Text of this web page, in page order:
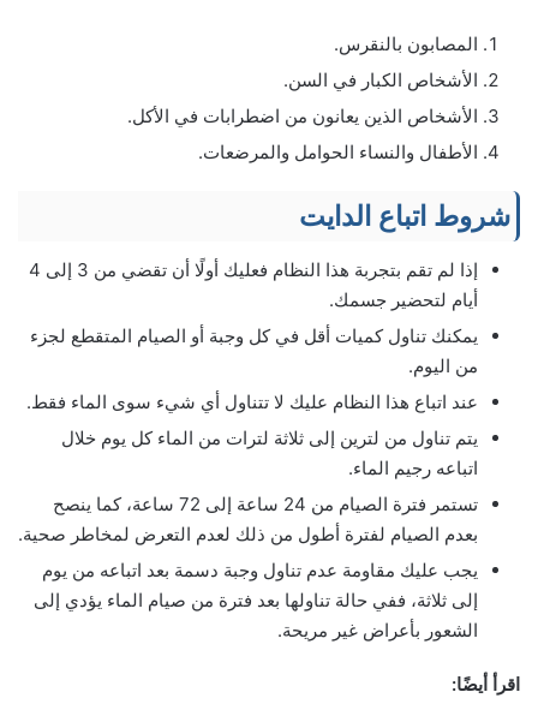
المصابون بالنقرس.
الأشخاص الكبار في السن.
الأشخاص الذين يعانون من اضطرابات في الأكل.
الأطفال والنساء الحوامل والمرضعات.
شروط اتباع الدايت
إذا لم تقم بتجربة هذا النظام فعليك أولًا أن تقضي من 3 إلى 4
أيام لتحضير جسمك.
يمكنك تناول كميات أقل في كل وجبة أو الصيام المتقطع لجزء
من اليوم.
عند اتباع هذا النظام عليك لا تتناول أي شيء سوى الماء فقط.
يتم تناول من لترين إلى ثلاثة لترات من الماء كل يوم خلال
اتباعه رجيم الماء.
تستمر فترة الصيام من 24 ساعة إلى 72 ساعة، كما ينصح
بعدم الصيام لفترة أطول من ذلك لعدم التعرض لمخاطر صحية.
يجب عليك مقاومة عدم تناول وجبة دسمة بعد اتباعه من يوم
إلى ثلاثة، ففي حالة تناولها بعد فترة من صيام الماء يؤدي إلى
الشعور بأعراض غير مريحة.
اقرأ أيضًا: